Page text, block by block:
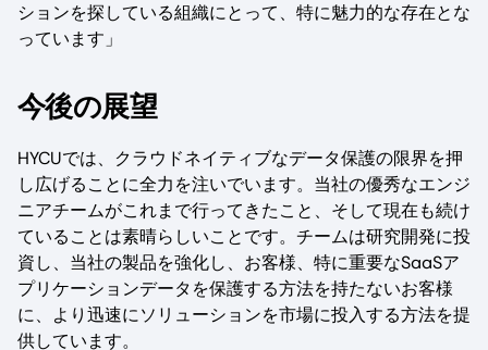
ションを探している組織にとって、特に魅力的な存在とな
っています」
今後の展望
HYCUでは、クラウドネイティブなデータ保護の限界を押
し広げることに全力を注いでいます。当社の優秀なエンジ
ニアチームがこれまで行ってきたこと、そして現在も続け
ていることは素晴らしいことです。チームは研究開発に投
資し、当社の製品を強化し、お客様、特に重要なSaaSア
プリケーションデータを保護する方法を持たないお客様
に、より迅速にソリューションを市場に投入する方法を提
供しています。